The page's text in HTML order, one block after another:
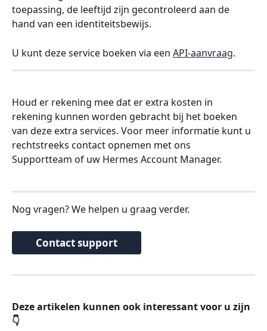
toepassing, de leeftijd zijn gecontroleerd aan de
hand van een identiteitsbewijs.
U kunt deze service boeken via een API-aanvraag.
Houd er rekening mee dat er extra kosten in
rekening kunnen worden gebracht bij het boeken
van deze extra services. Voor meer informatie kunt u
rechtstreeks contact opnemen met ons
Supportteam of uw Hermes Account Manager.
Nog vragen? We helpen u graag verder.
Contact support
Deze artikelen kunnen ook interessant voor u zijn
👇